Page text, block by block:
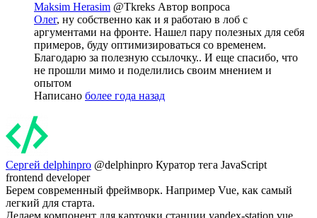
Maksim Herasim @Tkreks Автор вопроса
Олег, ну собственно как и я работаю в лоб с
аргументами на фронте. Нашел пару полезных для себя
примеров, буду оптимизироваться со временем.
Благодарю за полезную ссылочку.. И еще спасибо, что
не прошли мимо и поделились своим мнением и
опытом
Написано более года назад
Сергей delphinpro @delphinpro Куратор тега JavaScript
frontend developer
Берем современный фреймворк. Например Vue, как самый
легкий для старта.